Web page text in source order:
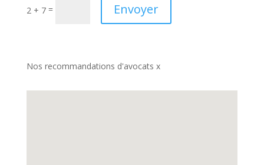
2 + 7= Envoyer
Nos recommandations d'avocats x